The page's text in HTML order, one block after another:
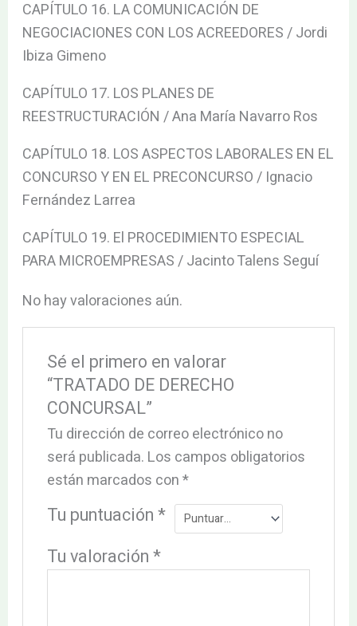
CAPÍTULO 16. LA COMUNICACIÓN DE
NEGOCIACIONES CON LOS ACREEDORES / Jordi
Ibiza Gimeno
CAPÍTULO 17. LOS PLANES DE
REESTRUCTURACIÓN / Ana María Navarro Ros
CAPÍTULO 18. LOS ASPECTOS LABORALES EN EL
CONCURSO Y EN EL PRECONCURSO / Ignacio
Fernández Larrea
CAPÍTULO 19. El PROCEDIMIENTO ESPECIAL
PARA MICROEMPRESAS / Jacinto Talens Seguí
No hay valoraciones aún.
Sé el primero en valorar
“TRATADO DE DERECHO
CONCURSAL”
Tu dirección de correo electrónico no
será publicada. Los campos obligatorios
están marcados con*
Tu puntuación*
Tu valoración*